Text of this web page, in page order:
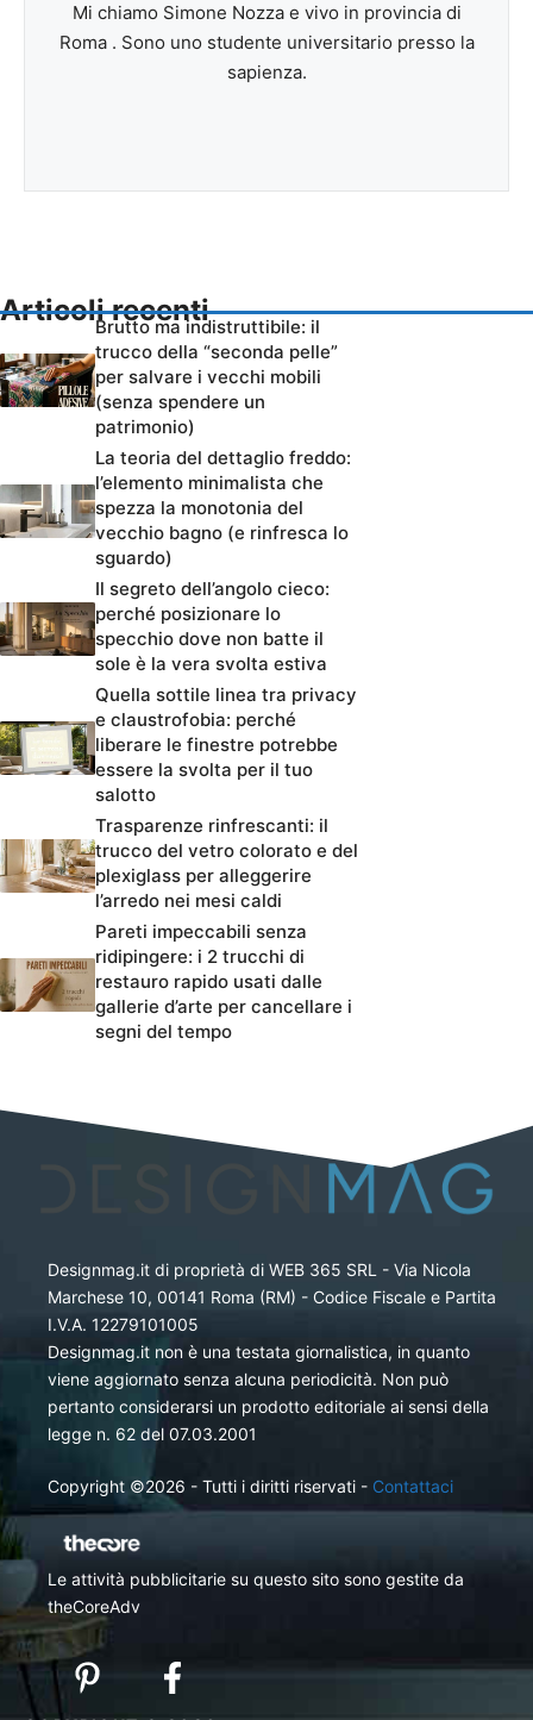
Mi chiamo Simone Nozza e vivo in provincia di
Roma . Sono uno studente universitario presso la
sapienza.
Articoli recenti
Brutto ma indistruttibile: il
trucco della “seconda pelle”
per salvare i vecchi mobili
(senza spendere un
patrimonio)
La teoria del dettaglio freddo:
l’elemento minimalista che
spezza la monotonia del
vecchio bagno (e rinfresca lo
sguardo)
Il segreto dell’angolo cieco:
perché posizionare lo
specchio dove non batte il
sole è la vera svolta estiva
Quella sottile linea tra privacy
e claustrofobia: perché
liberare le finestre potrebbe
essere la svolta per il tuo
salotto
Trasparenze rinfrescanti: il
trucco del vetro colorato e del
plexiglass per alleggerire
l’arredo nei mesi caldi
Pareti impeccabili senza
ridipingere: i 2 trucchi di
restauro rapido usati dalle
gallerie d’arte per cancellare i
segni del tempo
Designmag.it di proprietà di WEB 365 SRL - Via Nicola
Marchese 10, 00141 Roma (RM) - Codice Fiscale e Partita
I.V.A. 12279101005
Designmag.it non è una testata giornalistica, in quanto
viene aggiornato senza alcuna periodicità. Non può
pertanto considerarsi un prodotto editoriale ai sensi della
legge n. 62 del 07.03.2001
Copyright ©2026 - Tutti i diritti riservati - Contattaci
Le attività pubblicitarie su questo sito sono gestite da
theCoreAdv